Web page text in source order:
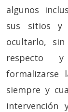
algunos
sus sitios y
ocultarlo,
respecto
formalizarse
siempre y
intervención